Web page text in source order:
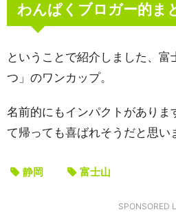
わんぱくブロガー的ま
ということで紹介しました、富
つ」のワンカップ。
名前的にもインパクトがありま
て帰っても喜ばれそうだと思い
静岡 富士山
SPONSORED